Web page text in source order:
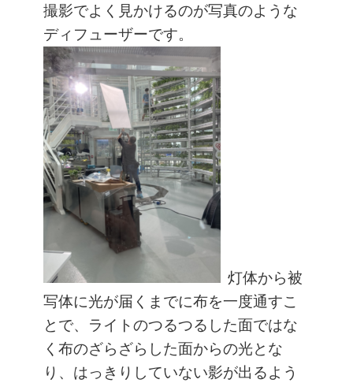
撮影でよく見かけるのが写真のような
ディフューザーです。
灯体から被
写体に光が届くまでに布を一度通すこ
とで、ライトのつるつるした面ではな
く布のざらざらした面からの光とな
り、はっきりしていない影が出るよう